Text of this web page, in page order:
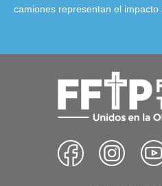
camiones representan el